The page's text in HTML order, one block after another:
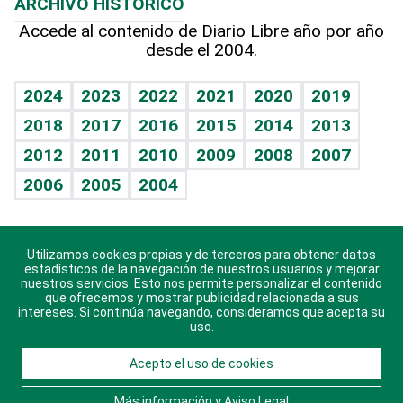
Hablando con el pediatra
Vida y familia
Eñe
Celebrando la vida
Sin complejos
En pocas palabras
Escuchando al corazón
Economía Personal
TBT Deportivo
Más firmas
Hecho en casa
Guía del dinero
Cumpleaños
Horóscopos
Crucigramas
ARCHIVO HISTÓRICO
Accede al contenido de Diario Libre año por año
desde el 2004.
2024 2023 2022 2021 2020
2019
2018
2017 2016 2015 2014
2013
2012
2011 2010 2009 2008
2007
2006
2005 2004
Descarga nuestras aplicaciones para Android, iOS y
sistema Huawei.
© 2021 Diario Libre, todos los derechos reservados.
Consulta elAviso Legal. Ponte en Contacto
Utilizamos cookies propias y de terceros para obtener datos
estadísticos de la navegación de nuestros usuarios y mejorar
nuestros servicios. Esto nos permite personalizar el contenido
que ofrecemos y mostrar publicidad relacionada a sus
intereses. Si continúa navegando, consideramos que acepta su
uso.
Acepto el uso de cookies